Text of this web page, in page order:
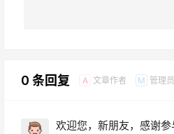
0 条回复 A 文章作者 M 管理员
欢迎您，新朋友，感谢参